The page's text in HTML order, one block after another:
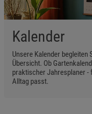
Kalender
Unsere Kalender
Übersicht. Ob
praktischer Jahresplaner -
Alltag passt.